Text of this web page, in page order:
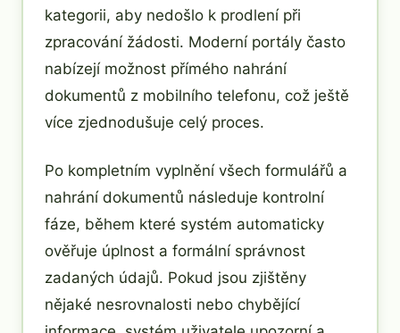
kategorii, aby nedošlo k prodlení při
zpracování žádosti. Moderní portály často
nabízejí možnost přímého nahrání
dokumentů z mobilního telefonu, což ještě
více zjednodušuje celý proces.
Po kompletním vyplnění všech formulářů a
nahrání dokumentů následuje kontrolní
fáze, během které systém automaticky
ověřuje úplnost a formální správnost
zadaných údajů. Pokud jsou zjištěny
nějaké nesrovnalosti nebo chybějící